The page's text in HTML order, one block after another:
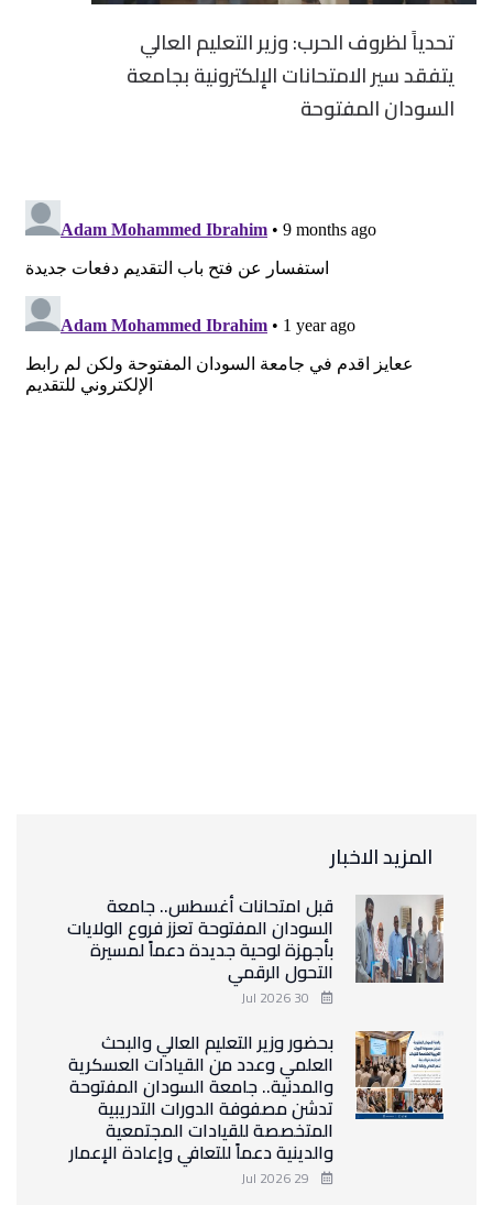
تحدياً لظروف الحرب: وزير التعليم العالي
يتفقد سير الامتحانات الإلكترونية بجامعة
السودان المفتوحة
المزيد الاخبار
قبل امتحانات أغسطس.. جامعة
السودان المفتوحة تعزز فروع الولايات
بأجهزة لوحية جديدة دعماً لمسيرة
التحول الرقمي
بحضور وزير التعليم العالي والبحث
العلمي وعدد من القيادات العسكرية
والمدنية.. جامعة السودان المفتوحة
تدشن مصفوفة الدورات التدريبية
المتخصصة للقيادات المجتمعية
والدينية دعماً للتعافي وإعادة الإعمار